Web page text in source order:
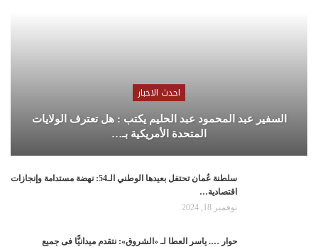
احدث الاخبار
السفير عبد المحمود عبد الحليم يكتب : هل تعترف الولايات
المتحدة الأمريكية بـ…
سلطنة عُمان تحتفل بعيدها الوطني الـ54: نهضة مستدامة وإنجازات
اقتصادية…
نوفمبر 18, 2024
حوار …. ياسر العطا لـ «الشروق»: نتقدم ميدانيًّا فى جميع